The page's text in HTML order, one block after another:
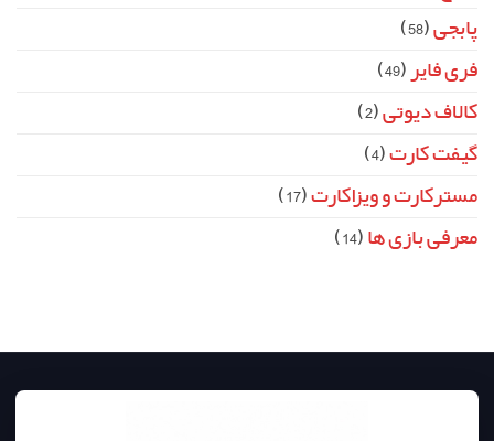
پابجی(58)
فری فایر(49)
کالاف دیوتی(2)
گیفت کارت(4)
مسترکارت و ویزاکارت(17)
معرفی بازی ها(14)